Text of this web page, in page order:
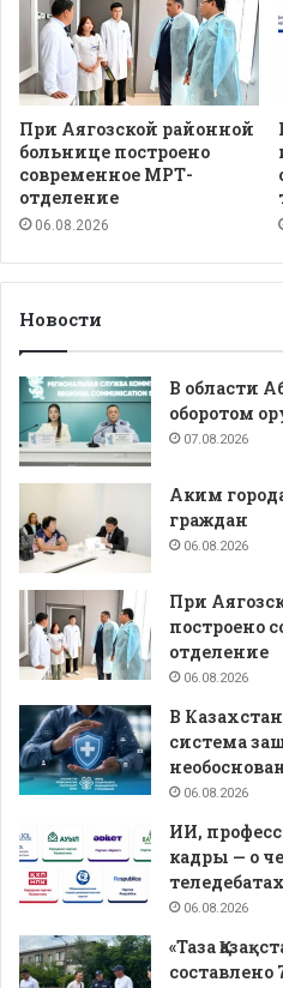
При Аягозской районной
больнице построено
современное МРТ-
отделение
06.08.2026
Новости
В области
оборотом
07.08.2026
Аким
граждан
06.08.2026
При
построено
отделение
06.08.2026
В
система
06.08.2026
ИИ,
кадры — о
теледебатах
06.08.2026
«Таза
составлено